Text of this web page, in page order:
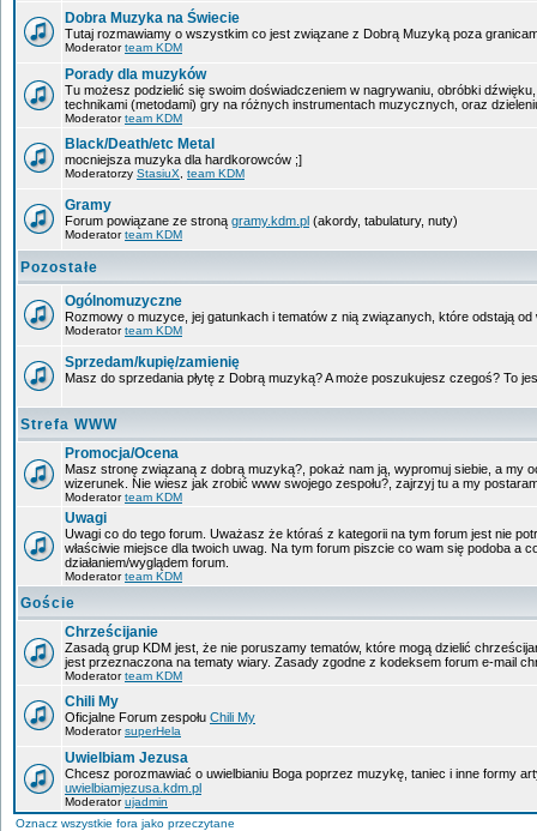
Dobra Muzyka na Świecie
Tutaj rozmawiamy o wszystkim co jest związane z Dobrą Muzyką poza
Moderatorteam KDM
Porady dla muzyków
Tu możesz podzielić się swoim doświadczeniem w nagrywaniu, obróbki
technikami (metodami) gry na różnych instrumentach muzycznych, oraz
Moderatorteam KDM
Black/Death/etc Metal
mocniejsza muzyka dla hardkorowców ;]
Moderatorzy StasiuX team KDM
Gramy
Forum powiązane ze stroną gramy.kdm.pl (akordy, tabulatury, nuty)
Moderatorteam KDM
Pozostałe
Ogólnomuzyczne
Rozmowy o muzyce, jej gatunkach i tematów z nią związanych, które odstają od
Moderatorteam KDM
Sprzedam/kupię/zamienię
Masz do sprzedania płytę z Dobrą muzyką? A może poszukujesz czegoś? To
Strefa WWW
Promocja/Ocena
Masz stronę związaną z dobrą muzyką?, pokaż nam ją, wypromuj siebie, a my
wizerunek. Nie wiesz jak zrobić www swojego zespołu?, zajrzyj tu a my
Moderatorteam KDM
Uwagi
Uwagi co do tego forum. Uważasz że któraś z kategorii na tym forum jest nie
właściwie miejsce dla twoich uwag. Na tym forum piszcie co wam się podoba a
działaniem/wyglądem forum.
Moderatorteam KDM
Goście
Chrześcijanie
Zasadą grup KDM jest, że nie poruszamy tematów, które mogą dzielić
jest przeznaczona na tematy wiary. Zasady zgodne z kodeksem forum e-mail
Moderatorteam KDM
Chili My
Oficjalne Forum zespołu Chili My
ModeratorsuperHela
Uwielbiam Jezusa
Chcesz porozmawiać o uwielbianiu Boga poprzez muzykę, taniec i inne formy
uwielbiamjezusa.kdm.pl
Moderatorujadmin
Oznacz wszystkie fora jako przeczytane